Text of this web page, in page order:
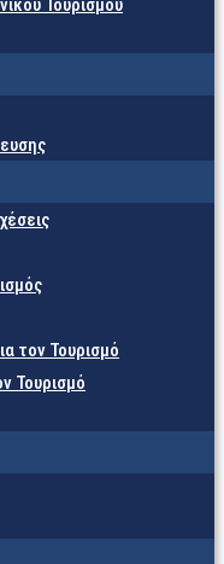
Τουρισμού
τον Τουρισμό
Τουρισμό